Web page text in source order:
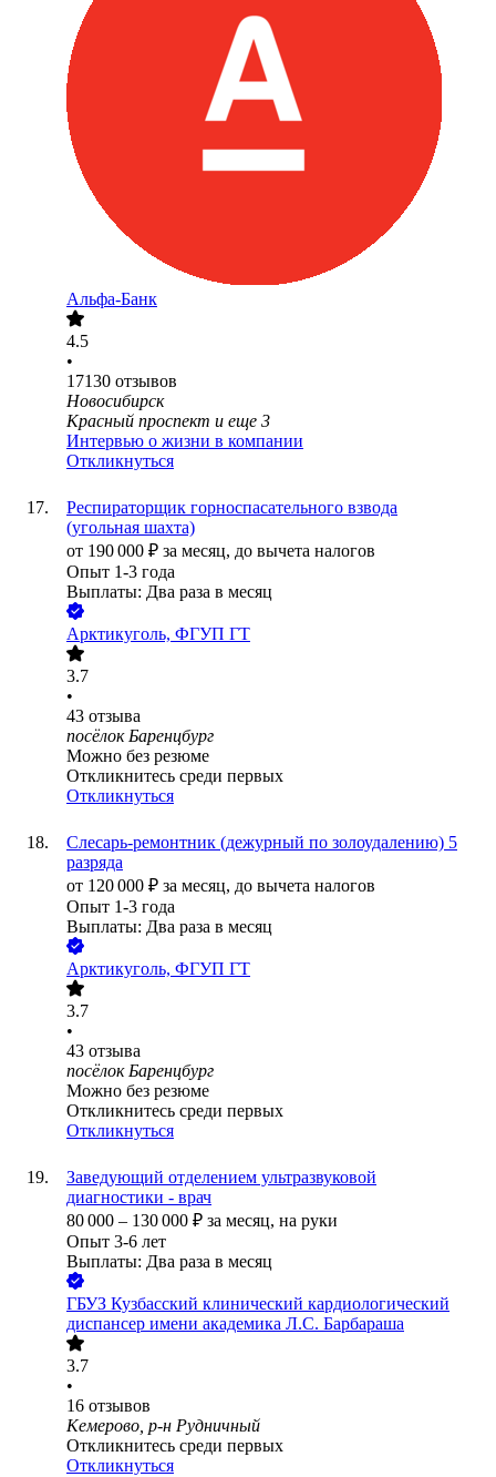
Альфа-Банк
4.5
•
17130 отзывов
Новосибирск
Красный проспект и еще 3
Интервью о жизни в компании
Откликнуться
Респираторщик горноспасательного взвода
(угольная шахта)
от 190 000 ₽ за месяц, до вычета налогов
Опыт 1-3 года
Выплаты: Два раза в месяц
Арктикуголь, ФГУП ГТ
3.7
•
43 отзыва
посёлок Баренцбург
Можно без резюме
Откликнитесь среди первых
Откликнуться
Слесарь-ремонтник (дежурный по золоудалению) 5
разряда
от 120 000 ₽ за месяц, до вычета налогов
Опыт 1-3 года
Выплаты: Два раза в месяц
Арктикуголь, ФГУП ГТ
3.7
•
43 отзыва
посёлок Баренцбург
Можно без резюме
Откликнитесь среди первых
Откликнуться
Заведующий отделением ультразвуковой
диагностики - врач
80 000 – 130 000 ₽ за месяц, на руки
Опыт 3-6 лет
Выплаты: Два раза в месяц
ГБУЗ Кузбасский клинический кардиологический
диспансер имени академика Л.С. Барбараша
3.7
•
16 отзывов
Кемерово, р-н Рудничный
Откликнитесь среди первых
Откликнуться